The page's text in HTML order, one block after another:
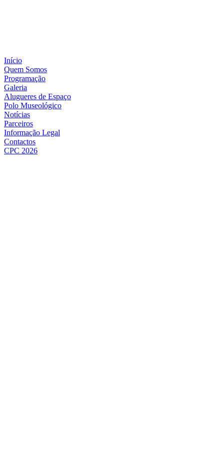
Início
Quem Somos
Programação
Galeria
Alugueres de Espaço
Polo Museológico
Notícias
Parceiros
Informação Legal
Contactos
CPC 2026